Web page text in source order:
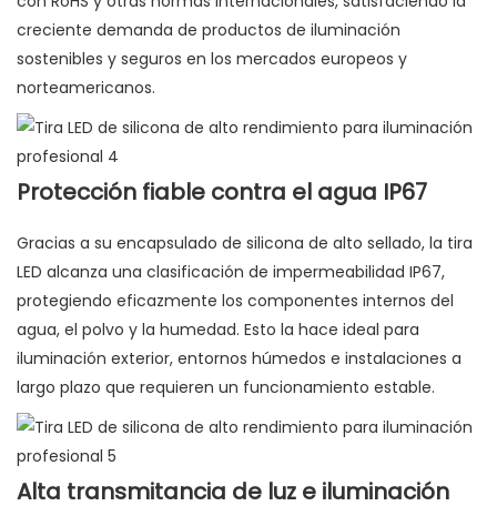
creciente demanda de productos de iluminación
sostenibles y seguros en los mercados europeos y
norteamericanos.
Protección fiable contra el agua IP67
Gracias a su encapsulado de silicona de alto sellado, la tira
LED alcanza una clasificación de impermeabilidad IP67,
protegiendo eficazmente los componentes internos del
agua, el polvo y la humedad. Esto la hace ideal para
iluminación exterior, entornos húmedos e instalaciones a
largo plazo que requieren un funcionamiento estable.
Alta transmitancia de luz e iluminación